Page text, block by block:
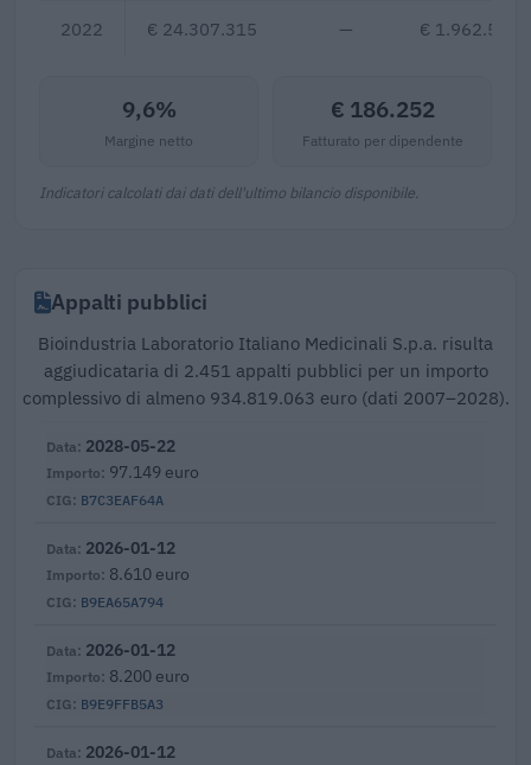
2022 € 24.307.315 — € 1.962.596
9,6%
Margine netto
€ 186.252
Fatturato per dipendente
Indicatori calcolati dai dati dell'ultimo bilancio disponibile.
Appalti pubblici
Bioindustria Laboratorio Italiano Medicinali S.p.a. risulta
aggiudicataria di 2.451 appalti pubblici per un importo
complessivo di almeno 934.819.063 euro (dati 2007–2028).
B7C3EAF64A
2028-05-22
97.149 euro
B9EA65A794
2026-01-12
8.610 euro
B9E9FFB5A3
2026-01-12
8.200 euro
2026-01-12